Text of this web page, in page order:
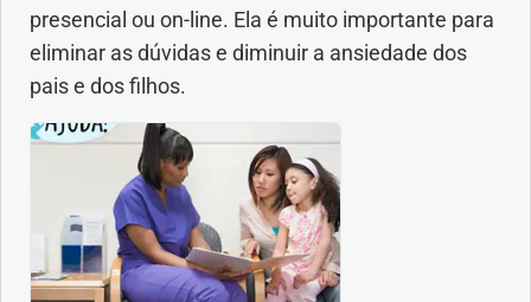
Doença autoimune
Doenças Respiratórias
Drogas
Emagrecimento
presencial ou on-line. Ela é muito importante para
eliminar as dúvidas e diminuir a ansiedade dos
pais e dos filhos.